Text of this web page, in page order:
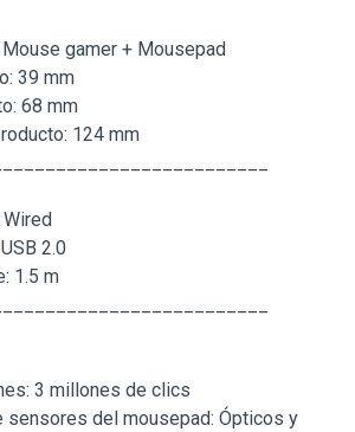
gamer + Mousepad
39 mm
68 mm
124 mm
2.0
1.5 m
3 millones de clics
sensores del mousepad: Ópticos y